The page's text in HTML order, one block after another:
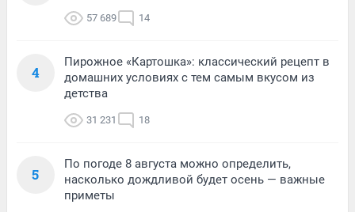
57 689 14
4
Пирожное «Картошка»: классический рецепт в
домашних условиях с тем самым вкусом из
детства
31 231 18
5
По погоде 8 августа можно определить,
насколько дождливой будет осень — важные
приметы